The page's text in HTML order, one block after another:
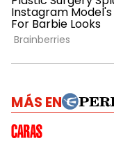
MÁS EN